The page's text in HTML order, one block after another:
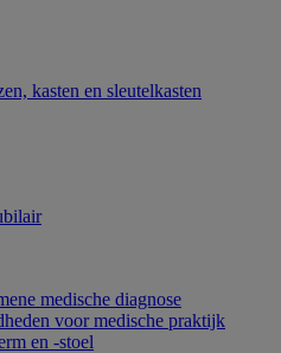
kasten en sleutelkasten
medische diagnose
voor medische praktijk
en -stoel